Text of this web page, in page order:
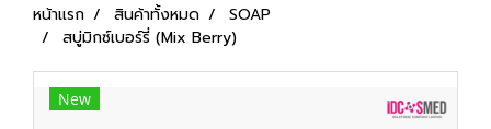
หน้าแรก สินค้าทั้งหมด
SOAP
สบู่มิกซ์เบอร์รี่ (Mix Berry)
New